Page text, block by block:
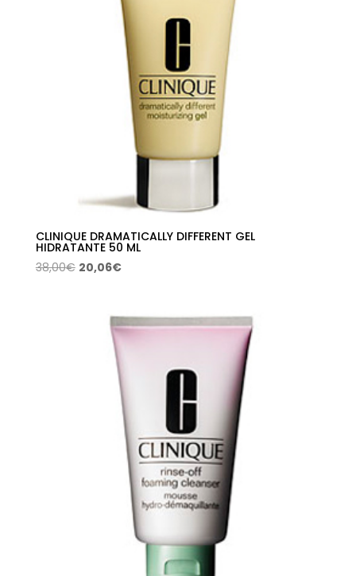
CLINIQUE DRAMATICALLY DIFFERENT GEL
HIDRATANTE 50 ML
38,00€ El
38,00€.
20,06€El
es:
20,06€.